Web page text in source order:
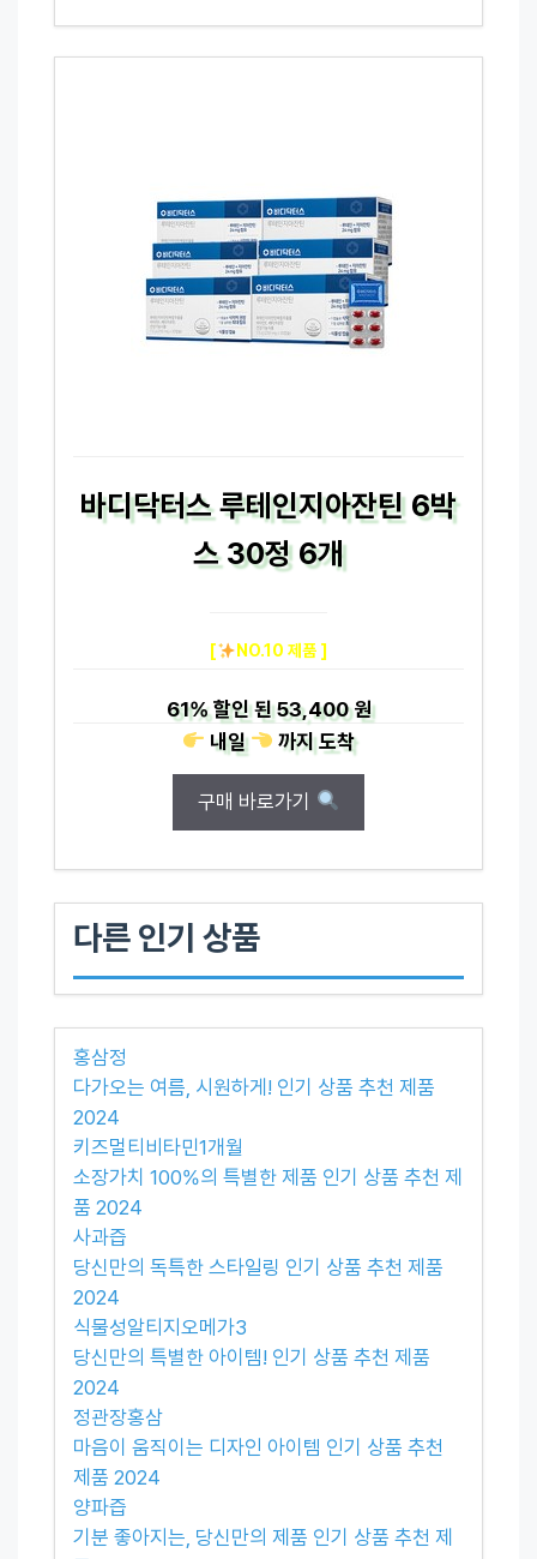
바디닥터스 루테인지아잔틴 6박
스 30정 6개
[ NO.10 제품 ]
61%할인 된53,400 원
내일
까지도착
구매 바로가기
다른 인기 상품
홍삼정
다가오는 여름, 시원하게! 인기 상품 추천 제품
2024
키즈멀티비타민1개월
소장가치 100%의 특별한 제품 인기 상품 추천 제
품 2024
사과즙
당신만의 독특한 스타일링 인기 상품 추천 제품
2024
식물성알티지오메가3
당신만의 특별한 아이템! 인기 상품 추천 제품
2024
정관장홍삼
마음이 움직이는 디자인 아이템 인기 상품 추천
제품 2024
양파즙
기분 좋아지는, 당신만의 제품 인기 상품 추천 제